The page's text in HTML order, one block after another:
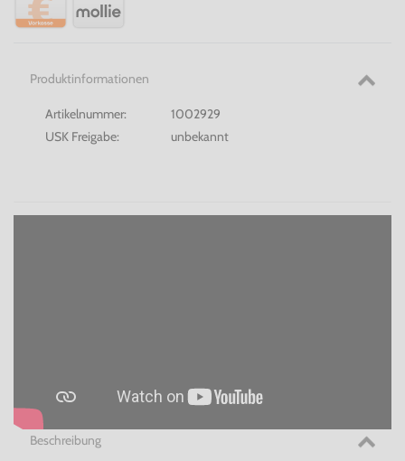
Produktinformationen
Artikelnummer:
1002929
USK Freigabe:
unbekannt
Beschreibung